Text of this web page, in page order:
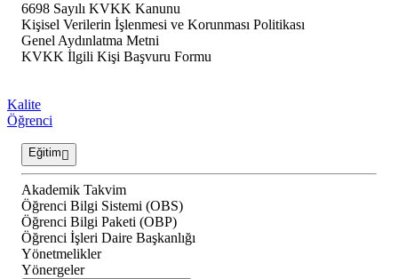
6698 Sayılı KVKK Kanunu
Kişisel Verilerin İşlenmesi ve Korunması Politikası
Genel Aydınlatma Metni
KVKK İlgili Kişi Başvuru Formu
Kalite
Öğrenci
Eğitim
Akademik Takvim
Öğrenci Bilgi Sistemi (OBS)
Öğrenci Bilgi Paketi (OBP)
Öğrenci İşleri Daire Başkanlığı
Yönetmelikler
Yönergeler